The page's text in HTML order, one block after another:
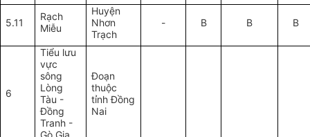
5.11
Rạch
Miễu
Huyện
Nhơn
Trạch
- B B B
6
Tiểu lưu
vực
sông
Lòng
Tàu -
Đồng
Tranh -
Gò Gia
Đoạn
thuộc
tỉnh Đồng
Nai